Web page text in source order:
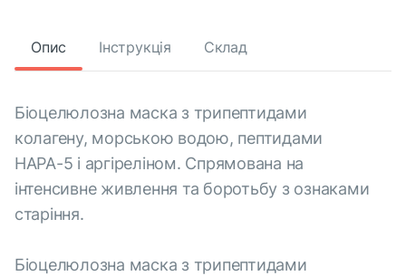
Опис Інструкція Склад
Біоцелюлозна маска з трипептидами
колагену, морською водою, пептидами
HАРА-5 і аргіреліном. Спрямована на
інтенсивне живлення та боротьбу з ознаками
старіння.
Біоцелюлозна маска з трипептидами